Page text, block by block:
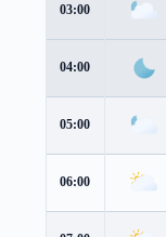
03:00
04:00
05:00
06:00